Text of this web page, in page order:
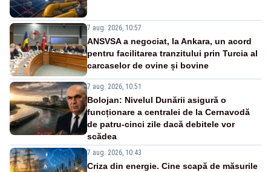
7 aug. 2026, 10:57
ANSVSA a negociat, la Ankara, un acord
pentru facilitarea tranzitului prin Turcia al
carcaselor de ovine și bovine
7 aug. 2026, 10:51
Bolojan: Nivelul Dunării asigură o
funcționare a centralei de la Cernavodă
de patru-cinci zile dacă debitele vor
scădea
7 aug. 2026, 10:43
Criza din energie. Cine scapă de măsurile